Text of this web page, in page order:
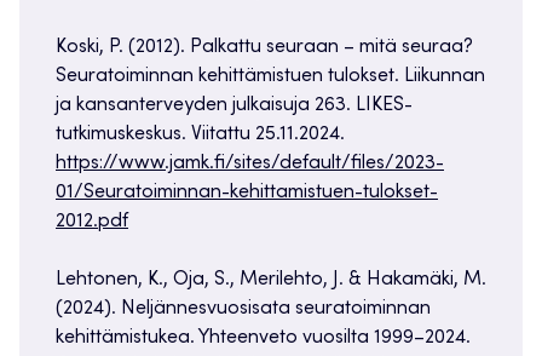
Koski, P. (2012). Palkattu seuraan – mitä seuraa?
Seuratoiminnan kehittämistuen tulokset. Liikunnan
ja kansanterveyden julkaisuja 263. LIKES-
tutkimuskeskus. Viitattu 25.11.2024.
https://www.jamk.fi/sites/default/files/2023-
01/Seuratoiminnan-kehittamis­tuen-tulokset-
2012.pdf
Lehtonen, K., Oja, S., Merilehto, J. & Hakamäki, M.
(2024). Neljännesvuosisata seuratoiminnan
kehittämistukea. Yhteenveto vuosilta 1999–2024.